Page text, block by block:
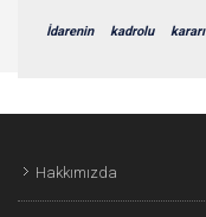
İdarenin kadrolu kararı
Hakkımızda